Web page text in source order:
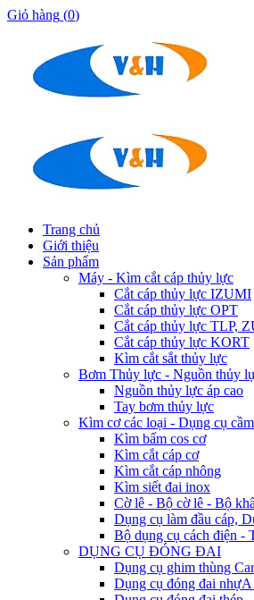
Giỏ hàng (0)
Trang chủ
Giới thiệu
Sản phẩm
Máy - Kìm cắt cáp thủy lực
Cắt cáp thủy lực IZUMI
Cắt cáp thủy lực OPT
Cắt cáp thủy lực TLP,
Cắt cáp thủy lực KORT
Kìm cắt sắt thủy lực
Bơm Thủy lực - Nguồn thủy
Nguồn thủy lực áp cao
Tay bơm thủy lực
Kìm cơ các loại - Dụng cụ
Kìm bấm cos cơ
Kìm cắt cáp cơ
Kìm cắt cáp nhông
Kìm siết đai inox
Cờ lê - Bộ cờ lê - Bộ
Dụng cụ làm đầu cáp,
Bộ dụng cụ cách điện -
DỤNG CỤ ĐÓNG ĐAI
Dụng cụ ghim thùng
Dụng cụ đóng đai nhựA